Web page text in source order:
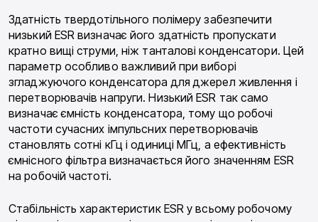
Здатність твердотільного полімеру забезпечити
низький ESR визначає його здатність пропускати
кратно вищі струми, ніж танталові конденсатори. Цей
параметр особливо важливий при виборі
згладжуючого конденсатора для джерел живлення і
перетворювачів напруги. Низький ESR так само
визначає ємність конденсатора, тому що робочі
частоти сучасних імпульсних перетворювачів
становлять сотні кГц і одиниці МГц, а ефективність
ємнісного фільтра визначається його значенням ESR
на робочій частоті.
Стабільність характеристик ESR у всьому робочому